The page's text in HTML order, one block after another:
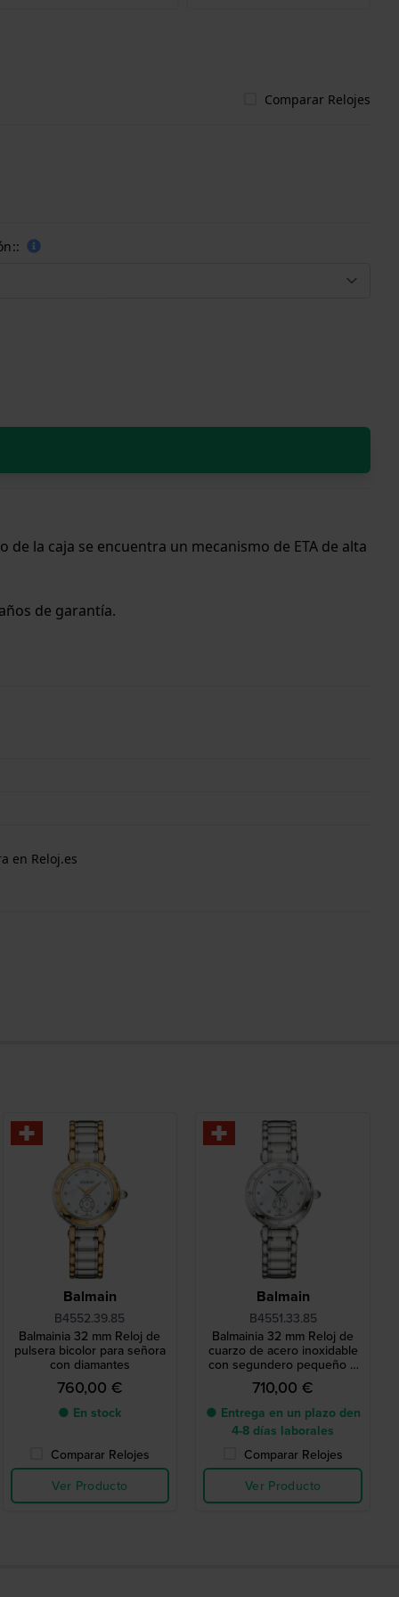
Comparar Relojes
la caja se encuentra un mecanismo de ETA de alta
de garantía.
en Reloj.es
Balmain
B4552.39.85
Balmainia 32 mm Reloj de
pulsera bicolor para señora
con diamantes
760,00 €
● En stock
Comparar Relojes
Ver Producto
Balmain
B4551.33.85
Balmainia 32 mm Reloj de
cuarzo de acero inoxidable
con segundero pequeño e
índices de diamante
710,00 €
● Entrega en un plazo den
4-8 días laborales
Comparar Relojes
Ver Producto